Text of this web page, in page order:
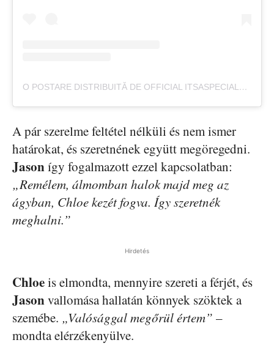
O POSTARE DISTRIBUITĂ DE OFFICIAL ITSASPECIALLIFE (@ITSASPECIALLIFE)
A pár szerelme feltétel nélküli és nem ismer
határokat, és szeretnének együtt megöregedni.
Jasonígy fogalmazott ezzel kapcsolatban:
„Remélem, álmomban halok majd meg az
ágyban, Chloe kezét fogva. Így szeretnék
meghalni.”
Hirdetés
Chloeis elmondta, mennyire szereti a férjét, és
Jasonvallomása hallatán könnyek szöktek a
szemébe. „Valósággal megőrül értem” –
mondta elérzékenyülve.